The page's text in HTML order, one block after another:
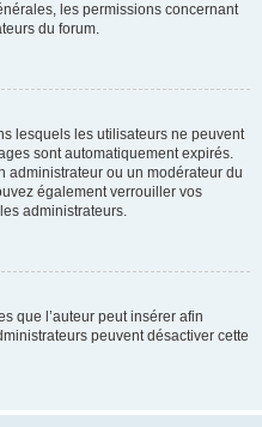
les permissions concernant
du forum.
lesquels les utilisateurs ne peuvent
sont automatiquement expirés.
administrateur ou un modérateur du
également verrouiller vos
administrateurs.
que l’auteur peut insérer afin
peuvent désactiver cette